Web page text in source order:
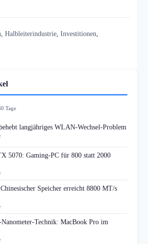
Halbleiterindustrie Investitionen
Tage
langjähriges WLAN-Wechsel-Problem
5070: Gaming-PC für 800 statt 2000
Speicher erreicht 8800 MT/s
Technik: MacBook Pro im